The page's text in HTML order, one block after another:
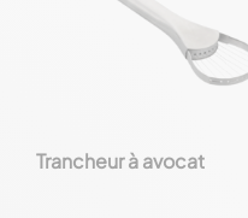
favorite_border
Trancheur à avocat